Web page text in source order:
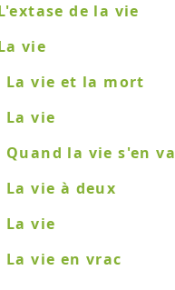
de la vie
vie
La vie et la mort
La vie
Quand la vie s'en va
La vie à deux
La vie
La vie en vrac